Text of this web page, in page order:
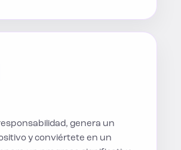
genera un
y conviértete en un